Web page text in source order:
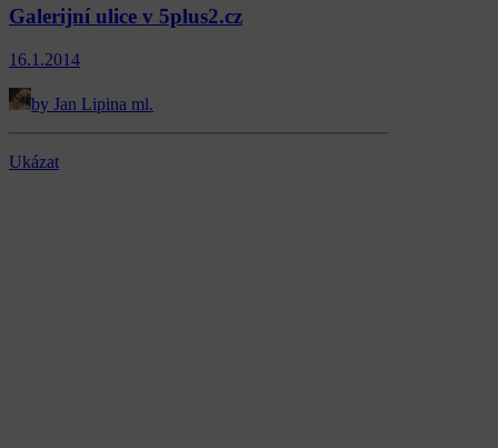
Galerijní ulice v 5plus2.cz
16.1.2014
by Jan Lipina ml.
Ukázat